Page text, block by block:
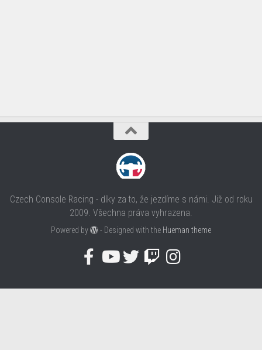
Czech Console Racing - díky za to, že jezdíme s námi. Již od roku
2009. Všechna práva vyhrazena.
Powered by - Designed with the Hueman theme